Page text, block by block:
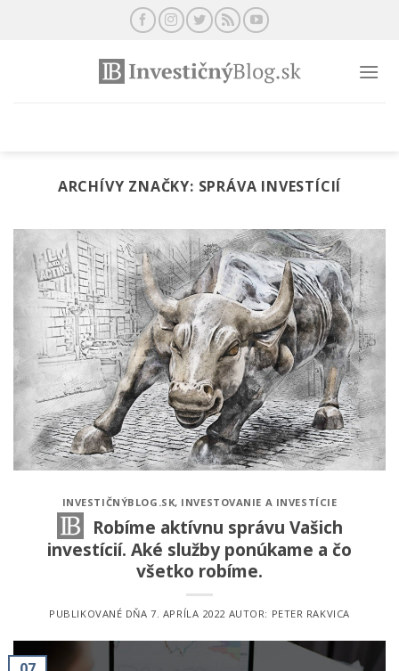
ARCHÍVY ZNAČKY: SPRÁVA INVESTÍCIÍ
INVESTIČNÝBLOG.SK, INVESTOVANIE A INVESTÍCIE
Robíme aktívnu správu Vašich
investícií. Aké služby ponúkame a čo
všetko robíme.
PUBLIKOVANÉ DŇA7. APRÍLA 2022 AUTOR: PETER RAKVICA